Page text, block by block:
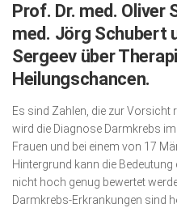
Prof. Dr. med. Oliver
med. Jörg Schubert
Sergeev über
Heilungschancen.
Es sind Zahlen, die zur Vorsicht
wird die Diagnose Darmkrebs
Frauen und bei einem von 17
Hintergrund kann die
nicht hoch genug bewertet
Darmkrebs-Erkrankungen sind